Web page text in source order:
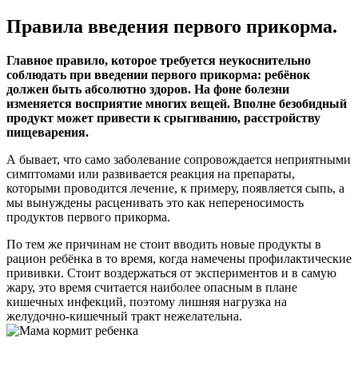
Правила введения первого прикорма.
Главное правило, которое требуется неукоснительно
соблюдать при введении первого прикорма: ребёнок
должен быть абсолютно здоров. На фоне болезни
изменяется восприятие многих вещей. Вполне безобидный
продукт может привести к срыгиванию, расстройству
пищеварения.
А бывает, что само заболевание сопровождается неприятными
симптомами или развивается реакция на препараты,
которыми проводится лечение, к примеру, появляется сыпь, а
мы вынуждены расценивать это как непереносимость
продуктов первого прикорма.
По тем же причинам не стоит вводить новые продукты в
рацион ребёнка в то время, когда намечены профилактические
прививки. Стоит воздержаться от экспериментов и в самую
жару, это время считается наиболее опасным в плане
кишечных инфекций, поэтому лишняя нагрузка на
желудочно-кишечный тракт нежелательна.